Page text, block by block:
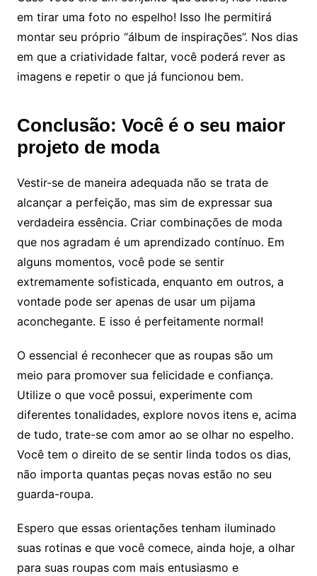
em tirar uma foto no espelho! Isso lhe permitirá
montar seu próprio “álbum de inspirações”. Nos dias
em que a criatividade faltar, você poderá rever as
imagens e repetir o que já funcionou bem.
Conclusão: Você é o seu maior
projeto de moda
Vestir-se de maneira adequada não se trata de
alcançar a perfeição, mas sim de expressar sua
verdadeira essência. Criar combinações de moda
que nos agradam é um aprendizado contínuo. Em
alguns momentos, você pode se sentir
extremamente sofisticada, enquanto em outros, a
vontade pode ser apenas de usar um pijama
aconchegante. E isso é perfeitamente normal!
O essencial é reconhecer que as roupas são um
meio para promover sua felicidade e confiança.
Utilize o que você possui, experimente com
diferentes tonalidades, explore novos itens e, acima
de tudo, trate-se com amor ao se olhar no espelho.
Você tem o direito de se sentir linda todos os dias,
não importa quantas peças novas estão no seu
guarda-roupa.
Espero que essas orientações tenham iluminado
suas rotinas e que você comece, ainda hoje, a olhar
para suas roupas com mais entusiasmo e